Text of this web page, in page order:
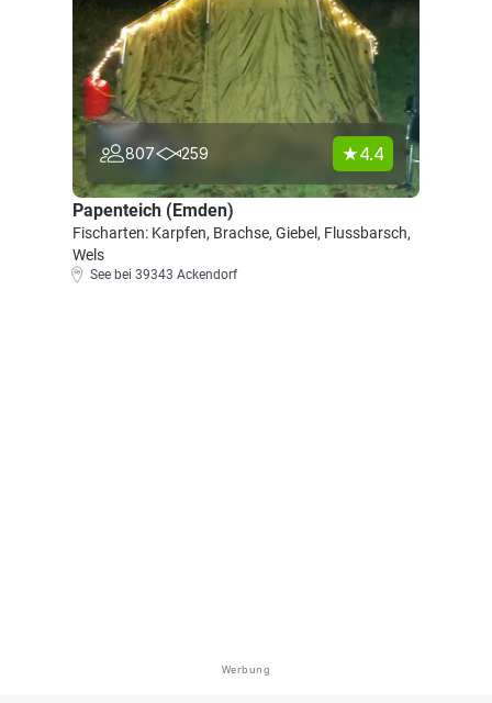
807 259 4.4
Papenteich (Emden)
Fischarten: Karpfen, Brachse, Giebel, Flussbarsch,
Wels
See bei 39343 Ackendorf
Werbung